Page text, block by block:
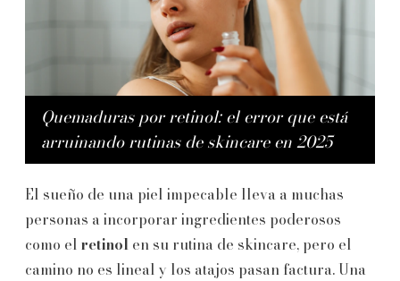
Quemaduras por retinol: el error que está
arruinando rutinas de skincare en 2025
El sueño de una piel impecable lleva a muchas
personas a incorporar ingredientes poderosos
como el retinol en su rutina de skincare, pero el
camino no es lineal y los atajos pasan factura. Una